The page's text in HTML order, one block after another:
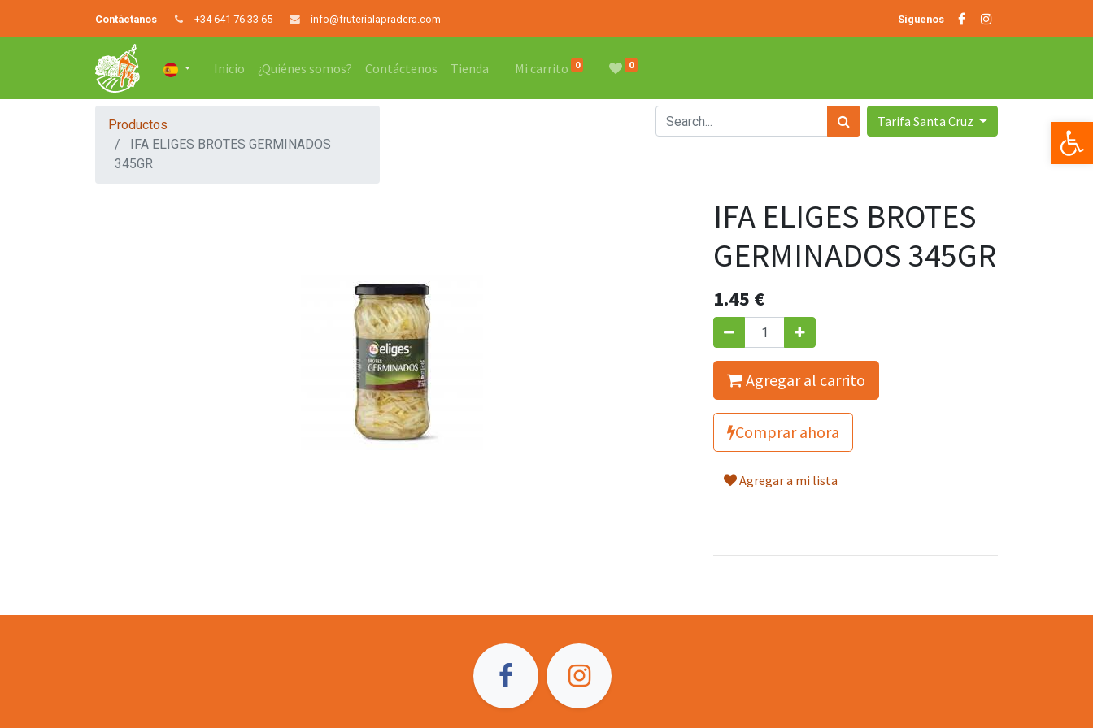
Contáctanos +34 641 76 33 65 info@fruterialapradera.com Síguenos
Inicio ¿Quiénes somos? Contáctenos Tienda Mi carrito 0 0
Productos
IFA ELIGES BROTES GERMINADOS
345GR
Tarifa Santa Cruz
IFA ELIGES BROTES
GERMINADOS 345GR
1.45 €
Agregar al carrito
Comprar ahora
Agregar a mi lista